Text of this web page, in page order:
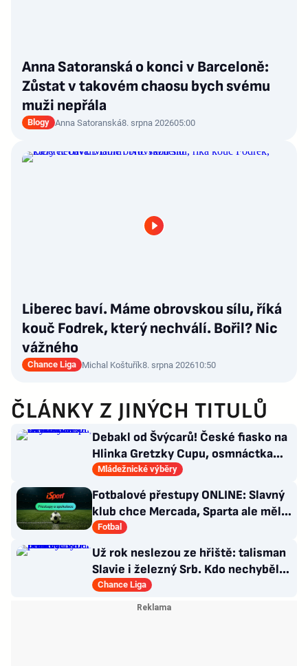
Anna Satoranská o konci v Barceloně:
Zůstat v takovém chaosu bych svému
muži nepřála
Blogy Anna Satoranská8. srpna 202605:00
Liberec baví. Máme obrovskou sílu, říká
kouč Fodrek, který nechválí. Bořil? Nic
vážného
Chance Liga Michal Koštuřík8. srpna 202610:50
ČLÁNKY Z JINÝCH TITULŮ
Debakl od Švýcarů! České fiasko na
Hlinka Gretzky Cupu, osmnáctka
skončila šestá
Mládežnické výběry
Fotbalové přestupy ONLINE: Slavný
klub chce Mercada, Sparta ale měla
nabídku odmítnout
Fotbal
Už rok neslezou ze hřiště: talisman
Slavie i železný Srb. Kdo nechyběl
pět let?
Chance Liga